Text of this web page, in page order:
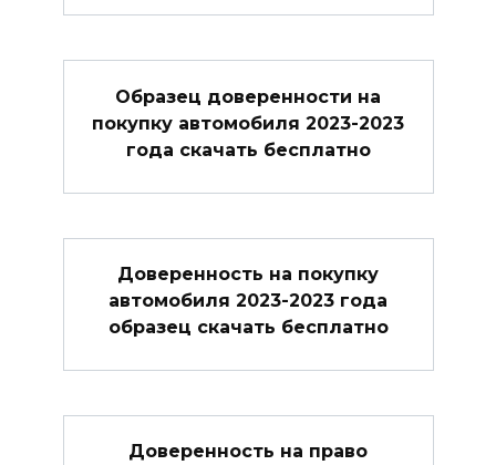
Образец доверенности на
покупку автомобиля 2023-2023
года скачать бесплатно
Доверенность на покупку
автомобиля 2023-2023 года
образец скачать бесплатно
Доверенность на право